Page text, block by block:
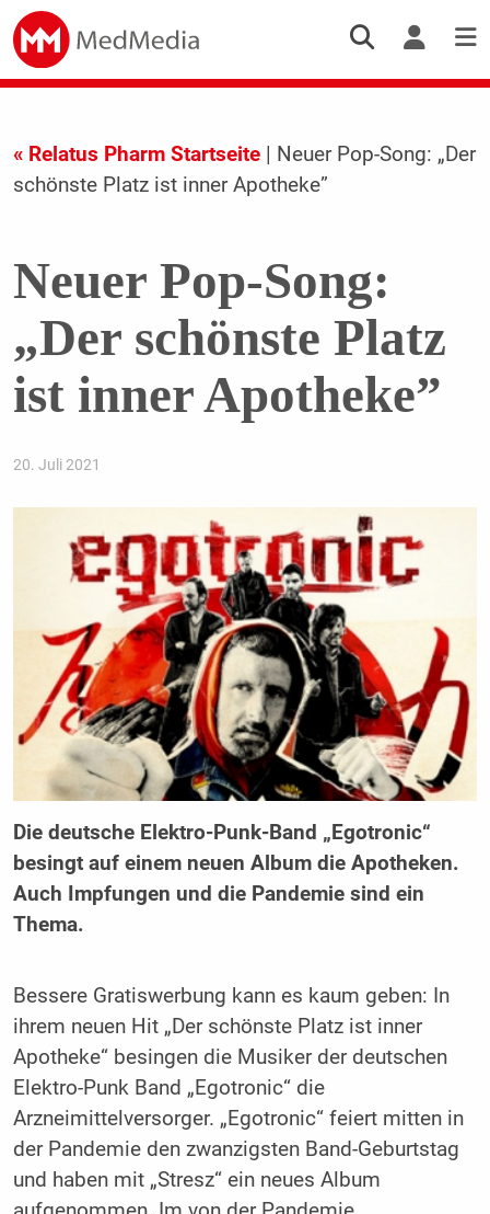
« Relatus Pharm Startseite| Neuer Pop-Song: „Der
schönste Platz ist inner Apotheke”
Neuer Pop-Song:
„Der schönste Platz
ist inner Apotheke”
20. Juli 2021
Die deutsche Elektro-Punk-Band „Egotronic“
besingt auf einem neuen Album die Apotheken.
Auch Impfungen und die Pandemie sind ein
Thema.
Bessere Gratiswerbung kann es kaum geben: In
ihrem neuen Hit „Der schönste Platz ist inner
Apotheke“ besingen die Musiker der deutschen
Elektro-Punk Band „Egotronic“ die
Arzneimittelversorger. „Egotronic“ feiert mitten in
der Pandemie den zwanzigsten Band-Geburtstag
und haben mit „Stresz“ ein neues Album